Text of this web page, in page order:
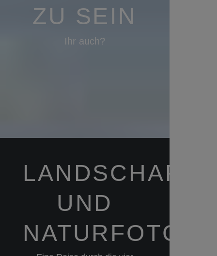
U SEIN
Ihr auch?
UND